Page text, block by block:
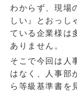
わからず、現場
しい』とおっし
ている企業様は
ありません。
そこで今回は人
はなく、人事部
ら等級基準書を